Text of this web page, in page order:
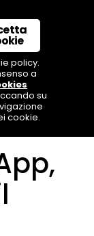
policy.
a
su
cookie.